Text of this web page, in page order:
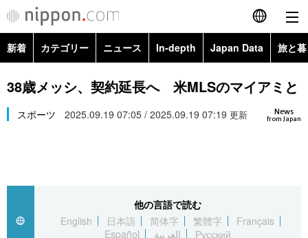
English
简体字
繁體字
العربية
新着 カテゴリー ニュース In-depth Japan Data 旅と
政治・外交
経済・ビジネス
社会
文化
Topics
Images
お知らせ
38歳メッシ、契約延長へ 米MLSのマイアミと
News
from Japan
スポーツ 2025.09.19 07:05 / 2025.09.19 07:19 更新
他の言語で読む
English
日本語 简体字 繁體字
Français
Español
العربية Русский